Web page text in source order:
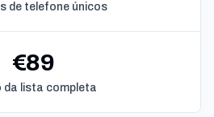
de telefone únicos
€89
da lista completa